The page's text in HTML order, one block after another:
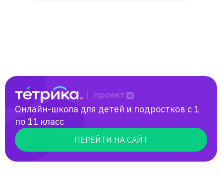
Онлайн-школа для детей и подростков с 1
по 11 класс
ПЕРЕЙТИ НА САЙТ